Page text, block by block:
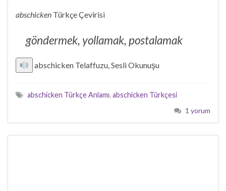
abschicken Türkçe Çevirisi
göndermek, yollamak, postalamak
abschicken Telaffuzu, Sesli Okunuşu
abschicken Türkçe Anlamı, abschicken Türkçesi
1 yorum